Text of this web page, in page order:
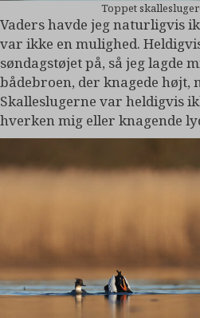
Toppet
Vaders havde jeg naturligvis
var ikke en mulighed.
søndagstøjet på, så jeg lagde
bådebroen, der knagede højt,
Skalleslugerne var heldigvis
hverken mig eller knagende